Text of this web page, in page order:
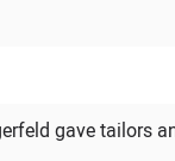
gave tailors